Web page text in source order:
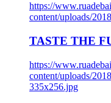
https://
content/uploads/
TASTE THE
https://
content/uploads/
335x256.jpg